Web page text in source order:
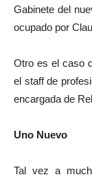
Gabinete del
ocupado por
Otro es el caso
el staff de
encargada de
Uno Nuevo
Tal vez a